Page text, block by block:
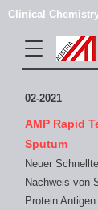
Clinical
02-2021
AMP Rapid
Sputum
Neuer
Nachweis von
Protein